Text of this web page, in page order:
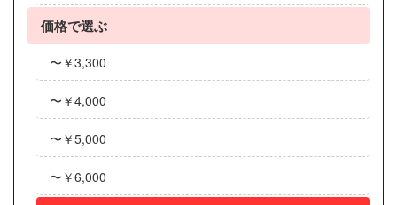
価格で選ぶ
〜￥3,300
〜￥4,000
〜￥5,000
〜￥6,000